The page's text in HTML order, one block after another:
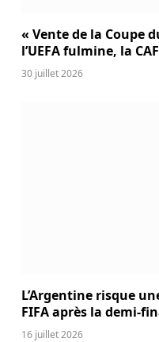
« Vente de la Coupe
l’UEFA fulmine, la
30 juillet 2026
L’Argentine risque
FIFA après la demi-
16 juillet 2026